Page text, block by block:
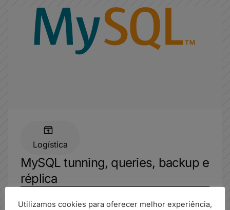
Logística
MySQL tunning, queries, backup e
réplica
Acesse agora o case
Utilizamos cookies para oferecer melhor experiência,